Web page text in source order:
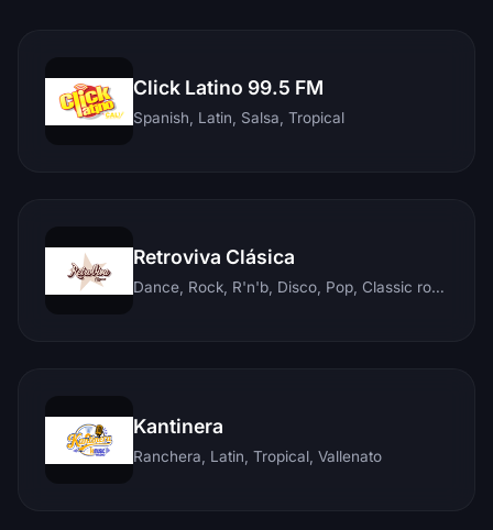
Click Latino 99.5 FM
Spanish, Latin, Salsa, Tropical
Retroviva Clásica
Dance, Rock, R'n'b, Disco, Pop, Classic rock, Techno, Reggae
Kantinera
Ranchera, Latin, Tropical, Vallenato